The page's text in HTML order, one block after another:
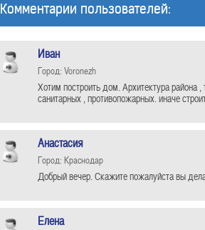
Комментарии пользователей:
Иван
Город: Voronezh
Хотим построить дом. Архитектура района
санитарных , противопожарных. иначе
Анастасия
Город: Краснодар
Добрый вечер. Скажите пожалуйста вы
Елена